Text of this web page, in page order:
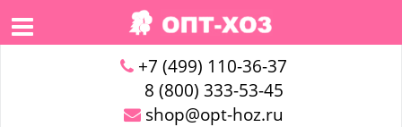
+7 (499) 110-36-37
8 (800) 333-53-45
shop@opt-hoz.ru